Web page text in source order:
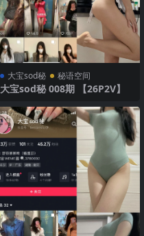
大宝sod秘 秘语空间
大宝sod秘 008期 【26P2V】